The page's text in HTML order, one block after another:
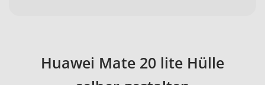
Huawei Mate 20 lite Hülle